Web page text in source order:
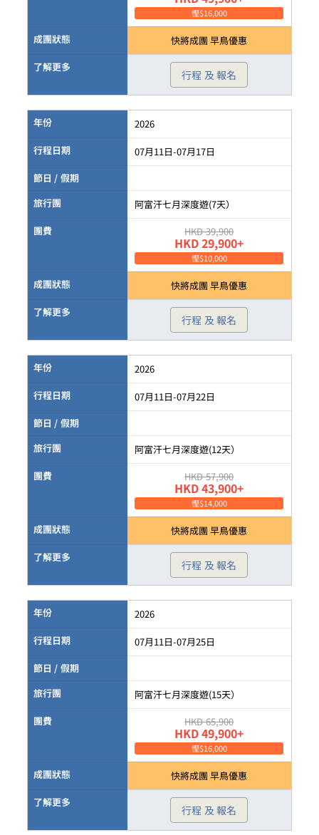
慳$16,000
成團狀態
快將成團 早鳥優惠
了解更多
行程 及 報名
年份
2026
行程日期
07月11日-07月17日
節日 / 假期
旅行團
阿富汗七月深度遊(7天）
團費
HKD 39,900
HKD 29,900+
慳$10,000
成團狀態
快將成團 早鳥優惠
了解更多
行程 及 報名
年份
2026
行程日期
07月11日-07月22日
節日 / 假期
旅行團
阿富汗七月深度遊(12天）
團費
HKD 57,900
HKD 43,900+
慳$14,000
成團狀態
快將成團 早鳥優惠
了解更多
行程 及 報名
年份
2026
行程日期
07月11日-07月25日
節日 / 假期
旅行團
阿富汗七月深度遊(15天）
團費
HKD 65,900
HKD 49,900+
慳$16,000
成團狀態
快將成團 早鳥優惠
了解更多
行程 及 報名